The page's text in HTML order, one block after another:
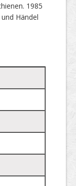
1985
Händel